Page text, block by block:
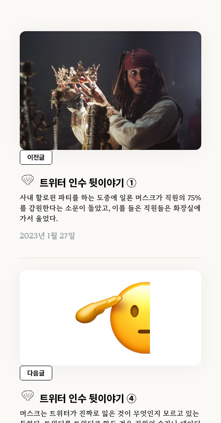
이전글
트위터 인수 뒷이야기 ①
사내 할로윈 파티를 하는 도중에 일론 머스크가 직원의 75%
를 감원한다는 소문이 돌았고, 이를 들은 직원들은 화장실에
가서 울었다.
2023년 1월 27일
다음글
트위터 인수 뒷이야기 ④
머스크는 트위터가 진짜로 잃은 것이 무엇인지 모르고 있는